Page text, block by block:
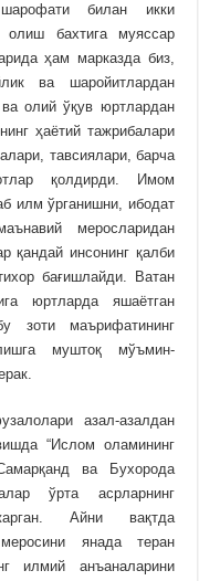
билан икки
бахтига муяссар
ҳам марказда биз,
ва шаройитлардан
олий ўқув юртлардан
ҳаётий тажрибалари
тавсиялари, барча
қолдирди. Имом
илм ўрганишни, ибодат
меросларидан
қандай инсонинг қалби
бағишлайди. Ватан
юртларда яшаётган
зоти маърифатининг
муштоқ мўъмин-
азал-азалдан
“Ислом оламининг
ва Бухорода
ўрта асрларнинг
Айни вақтда
янада теран
илмий анъаналарини